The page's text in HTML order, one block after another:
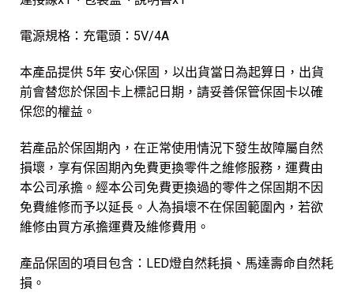
電源規格：充電頭：5V/4A
本產品提供 5年 安心保固，以出貨當日為起算日，出貨
前會替您於保固卡上標記日期，請妥善保管保固卡以確
保您的權益。
若產品於保固期內，在正常使用情況下發生故障屬自然
損壞，享有保固期內免費更換零件之維修服務，運費由
本公司承擔。經本公司免費更換過的零件之保固期不因
免費維修而予以延長。人為損壞不在保固範圍內，若欲
維修由買方承擔運費及維修費用。
產品保固的項目包含：LED燈自然耗損、馬達壽命自然耗
損。